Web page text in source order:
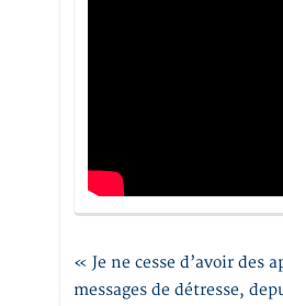
« Je ne cesse d’avoir des
messages de détresse,